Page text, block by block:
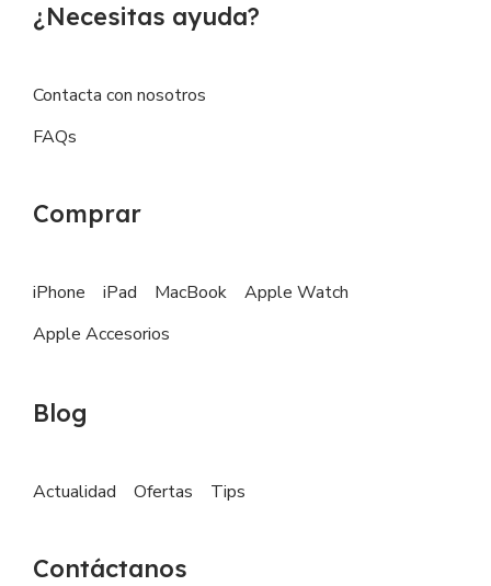
¿Necesitas ayuda?
Contacta con nosotros
FAQs
Comprar
iPhone iPad MacBook
Apple Watch
Apple Accesorios
Blog
Actualidad Ofertas Tips
Contáctanos